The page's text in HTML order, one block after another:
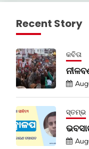
Recent Story
କବିତା
ସ୍ତମ୍ଭ